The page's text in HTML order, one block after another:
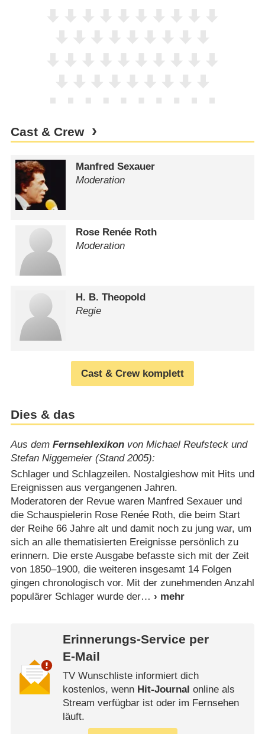
Cast & Crew
Manfred Sexauer
Moderation
Rose Renée Roth
Moderation
H. B. Theopold
Regie
Cast & Crew komplett
Dies & das
Aus dem Fernsehlexikonvon Michael Reufsteck und
Stefan Niggemeier (Stand 2005):
Schlager und Schlagzeilen. Nostalgieshow mit Hits und
Ereignissen aus vergangenen Jahren.
Moderatoren der Revue waren Manfred Sexauer und
die Schauspielerin Rose Renée Roth, die beim Start
der Reihe 66 Jahre alt und damit noch zu jung war, um
sich an alle thematisierten Ereignisse persönlich zu
erinnern. Die erste Ausgabe befasste sich mit der Zeit
von 1850⁠–⁠1900, die weiteren insgesamt 14 Folgen
gingen chronologisch vor. Mit der zunehmenden Anzahl
populärer Schlager wurde der
Erinnerungs-Service per
E-Mail
TV Wunschliste informiert dich
kostenlos, wenn Hit-Journal online als
Stream verfügbar ist oder im Fernsehen
läuft.